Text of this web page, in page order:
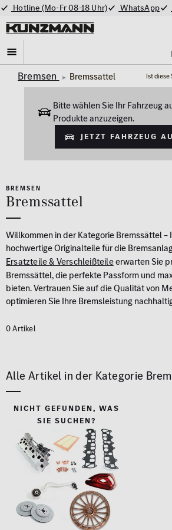
Hotline (Mo-Fr 08-18 Uhr) WhatsApp
Bremsen Bremssattel Ist
Bitte wählen Sie Ihr Fahrzeug
Produkte anzuzeigen.
Jetzt Fahrzeug
BREMSEN
Bremssattel
0 Artikel
Willkommen in der Kategorie Bremssättel –
hochwertige Originalteile für die
Ersatzteile & Verschleißteileerwarten Sie
Bremssättel, die perfekte Passform und
bieten. Vertrauen Sie auf die Qualität von
optimieren Sie Ihre Bremsleistung
Alle Artikel in der Kategorie
NICHT GEFUNDEN, WAS
SIE SUCHEN?